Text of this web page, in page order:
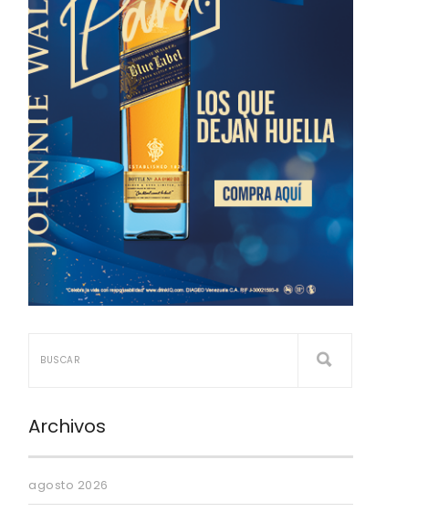
Archivos
agosto 2026